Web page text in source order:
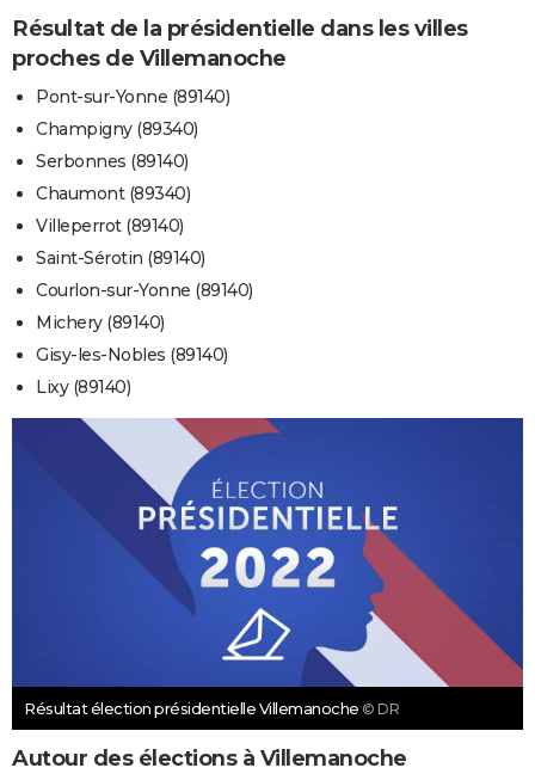
Résultat de la présidentielle dans les villes
proches de Villemanoche
Pont-sur-Yonne (89140)
Champigny (89340)
Serbonnes (89140)
Chaumont (89340)
Villeperrot (89140)
Saint-Sérotin (89140)
Courlon-sur-Yonne (89140)
Michery (89140)
Gisy-les-Nobles (89140)
Lixy (89140)
Résultat élection présidentielle Villemanoche © DR
Autour des élections à Villemanoche